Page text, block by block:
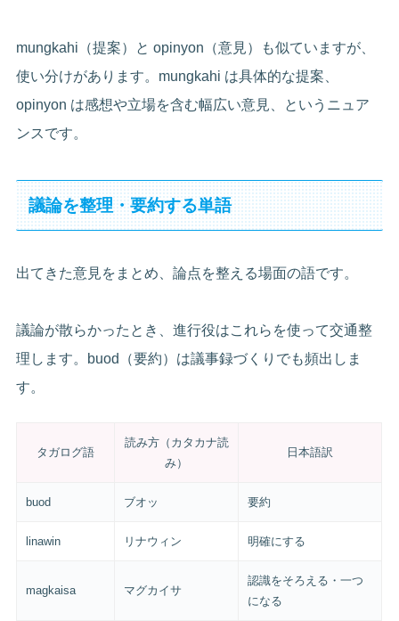
mungkahi（提案）と opinyon（意見）も似ていますが、
使い分けがあります。mungkahi は具体的な提案、
opinyon は感想や立場を含む幅広い意見、というニュア
ンスです。
議論を整理・要約する単語
出てきた意見をまとめ、論点を整える場面の語です。
議論が散らかったとき、進行役はこれらを使って交通整
理します。buod（要約）は議事録づくりでも頻出しま
す。
タガログ語
読み方（カタカナ読
み）
日本語訳
buod ブオッ 要約
linawin リナウィン 明確にする
magkaisa マグカイサ
認識をそろえる・一つ
になる